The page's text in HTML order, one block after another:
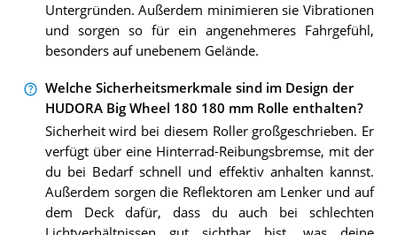
Untergründen. Außerdem minimieren sie Vibrationen
und sorgen so für ein angenehmeres Fahrgefühl,
besonders auf unebenem Gelände.
Welche Sicherheitsmerkmale sind im Design der
HUDORA Big Wheel 180 180 mm Rolle enthalten?
Sicherheit wird bei diesem Roller großgeschrieben. Er
verfügt über eine Hinterrad-Reibungsbremse, mit der
du bei Bedarf schnell und effektiv anhalten kannst.
Außerdem sorgen die Reflektoren am Lenker und auf
dem Deck dafür, dass du auch bei schlechten